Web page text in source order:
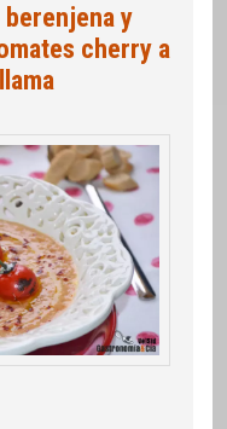
berenjena y
cherry a